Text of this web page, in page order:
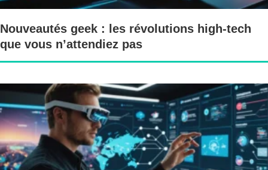
Nouveautés geek : les révolutions high-tech
que vous n’attendiez pas